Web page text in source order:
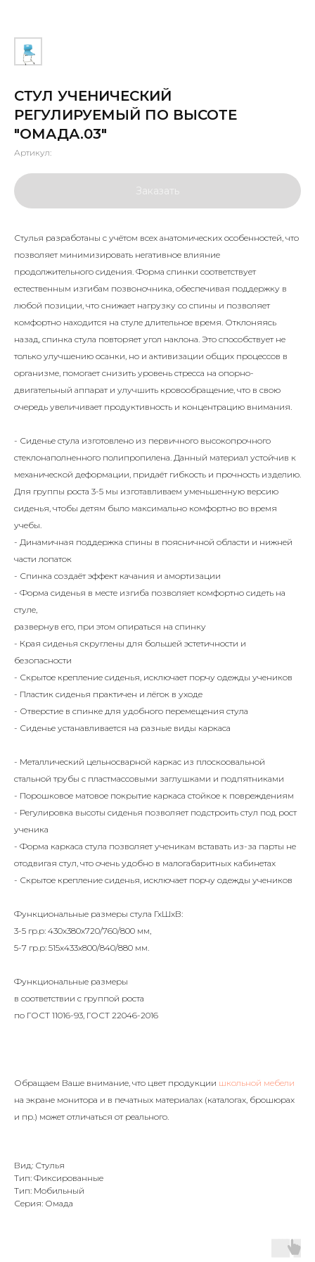
СТУЛ УЧЕНИЧЕСКИЙ
РЕГУЛИРУЕМЫЙ ПО ВЫСОТЕ
"ОМАДА.03"
Артикул:
Заказать
Стулья разработаны с учётом всех анатомических особенностей, что
позволяет минимизировать негативное влияние
продолжительного сидения. Форма спинки соответствует
естественным изгибам позвоночника, обеспечивая поддержку в
любой позиции, что снижает нагрузку со спины и позволяет
комфортно находится на стуле длительное время. Отклоняясь
назад, спинка стула повторяет угол наклона. Это способствует не
только улучшению осанки, но и активизации общих процессов в
организме, помогает снизить уровень стресса на опорно-
двигательный аппарат и улучшить кровообращение, что в свою
очередь увеличивает продуктивность и концентрацию внимания.
- Сиденье стула изготовлено из первичного высокопрочного
стеклонаполненного полипропилена. Данный материал устойчив к
механической деформации, придаёт гибкость и прочность изделию.
Для группы роста 3-5 мы изготавливаем уменьшенную версию
сиденья, чтобы детям было максимально комфортно во время
учебы.
- Динамичная поддержка спины в поясничной области и нижней
части лопаток
- Спинка создаёт эффект качания и амортизации
- Форма сиденья в месте изгиба позволяет комфортно сидеть на
стуле,
развернув его, при этом опираться на спинку
- Края сиденья скруглены для большей эстетичности и
безопасности
- Скрытое крепление сиденья, исключает порчу одежды учеников
- Пластик сиденья практичен и лёгок в уходе
- Отверстие в спинке для удобного перемещения стула
- Сиденье устанавливается на разные виды каркаса
- Металлический цельносварной каркас из плоскоовальной
стальной трубы с пластмассовыми заглушками и подпятниками
- Порошковое матовое покрытие каркаса стойкое к повреждениям
- Регулировка высоты сиденья позволяет подстроить стул под рост
ученика
- Форма каркаса стула позволяет ученикам вставать из-за парты не
отодвигая стул, что очень удобно в малогабаритных кабинетах
- Скрытое крепление сиденья, исключает порчу одежды учеников
Функциональные размеры стула ГхШхВ:
3-5 гр.р: 430х380х720/760/800 мм,
5-7 гр.р: 515х433х800/840/880 мм.
Функциональные размеры
в соответствии с группой роста
по ГОСТ 11016-93, ГОСТ 22046-2016
Обращаем Ваше внимание, что цвет продукции школьной мебели
на экране монитора и в печатных материалах (каталогах, брошюрах
и пр.) может отличаться от реального.
Вид: Стулья
Тип: Фиксированные
Тип: Мобильный
Серия: Омада